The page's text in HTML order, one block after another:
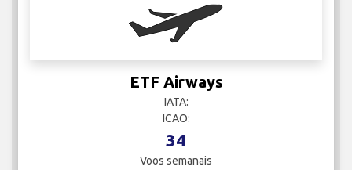
ETF Airways
IATA:
ICAO:
34
Voos semanais